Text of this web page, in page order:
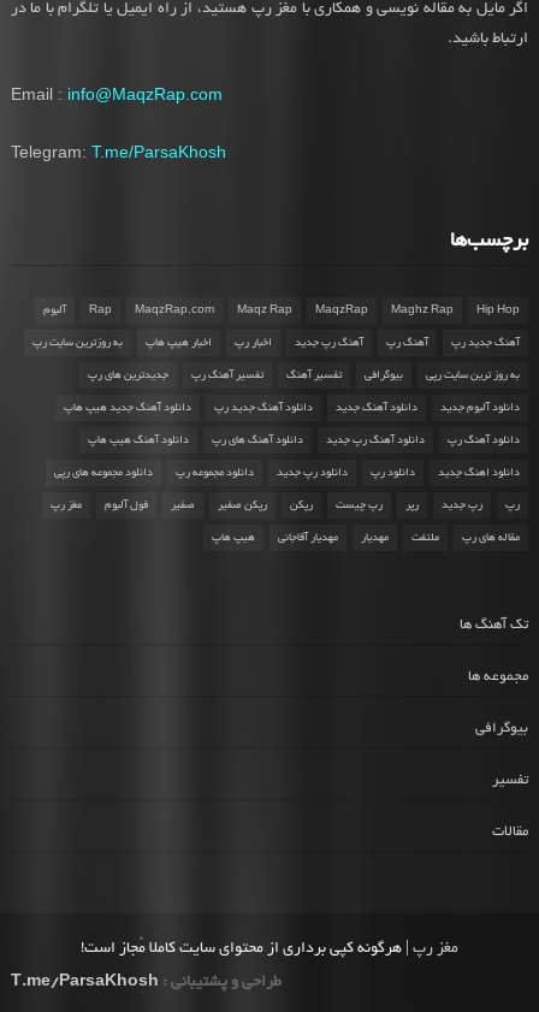
اگر مایل به مقاله نویسی و همکاری با مغز رپ هستید، از راه ایمیل یا تلگرام با ما در
ارتباط باشید.
Email : info@MaqzRap.com
Telegram: T.me/ParsaKhosh
برچسب‌ها
Hip Hop
Maghz Rap
MaqzRap
Maqz Rap
MaqzRap.com
Rap آلبوم
آهنگ جدید رپ آهنگ رپ آهنگ رپ جدید اخبار رپ اخبار هیپ هاپ به روزترین سایت رپ
به روز ترین سایت رپی بیوگرافی تفسیر آهنگ تفسیر آهنگ رپ جدیدترین های رپ
دانلود آلبوم جدید دانلود آهنگ جدید دانلود آهنگ جدید رپ دانلود آهنگ جدید هیپ هاپ
دانلود آهنگ رپ دانلود آهنگ رپ جدید دانلود آهنگ های رپ دانلود آهنگ هیپ هاپ
دانلود اهنگ جدید دانلود رپ دانلود رپ جدید دانلود مجموعه رپ دانلود مجموعه های رپی
رپ رپ جدید رپر رپ چیست رپکن رپکن صفیر صفیر فول آلبوم مغز رپ
مقاله های رپ ملتفت مهدیار مهدیار آقاجانی هیپ هاپ
تک آهنگ ها
مجموعه ها
بیوگرافی
تفسیر
مقالات
مغز رپ | هرگونه کپی برداری از محتوای سایت کاملا مُجاز است!
طراحی و پشتیبانی : T.me/ParsaKhosh